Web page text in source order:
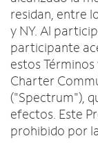
Encuentra una
residan, entre
y NY. Al
participante
estos
Charter
("Spectrum"),
efectos. Este
prohibido por